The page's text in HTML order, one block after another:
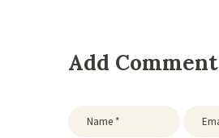
Add Comment